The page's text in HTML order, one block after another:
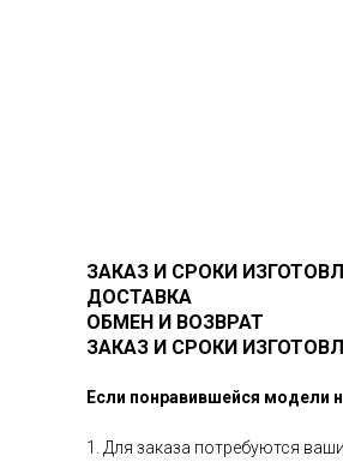
ЗАКАЗ И СРОКИ
ДОСТАВКА
ОБМЕН И ВОЗВРАТ
ЗАКАЗ И СРОКИ
Если понравившейся модели
1. Для заказа потребуются